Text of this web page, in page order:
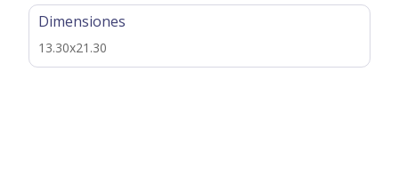
Dimensiones
13.30x21.30